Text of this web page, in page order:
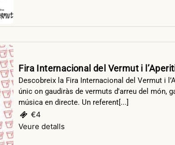
Fira Internacional del Vermut i
Descobreix la Fira Internacional del Vermut i
únic on gaudiràs de vermuts d'arreu del món,
música en directe. Un referent[...]
€4
Veure detalls